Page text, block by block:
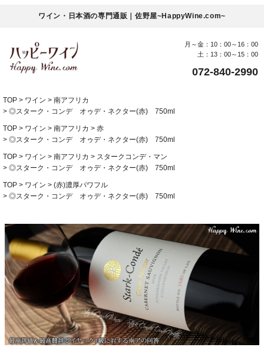
ワイン・日本酒の専門通販｜佐野屋~HappyWine.com~
月～金：10：00～16：00
土：13：00～15：00
072-840-2990
TOP ワイン
南アフリカ
◎スターク・コンデ オゥデ・ネクター(赤) 750ml
TOP ワイン 南アフリカ
赤
◎スターク・コンデ オゥデ・ネクター(赤) 750ml
TOP ワイン 南アフリカ
スタークコンデ・マン
◎スターク・コンデ オゥデ・ネクター(赤) 750ml
TOP ワイン
(赤)濃厚パワフル
◎スターク・コンデ オゥデ・ネクター(赤) 750ml